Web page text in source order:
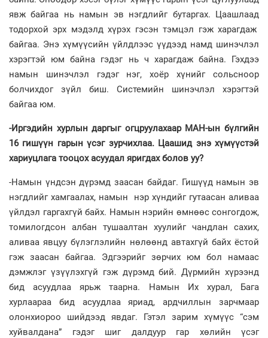
явж байгаа нь намын эв нэгдлийг бутаргах. Цаашлаад
тодорхой эрх мэдэлд хүрэх гэсэн тэмцэл гэж харагдаж
байгаа. Энэ хүмүүсийн үйлдлээс үүдээд намд шинэчлэл
хэрэгтэй юм байна гэдэг нь ч харагдаж байна. Гэхдээ
намын шинэчлэл гэдэг нэг, хоёр хүнийг сольсноор
болчихдог зүйл биш. Системийн шинэчлэл хэрэгтэй
байгаа юм.
-Иргэдийн хурлын даргыг огцруулахаар МАН-ын бүлгийн
16 гишүүн гарын үсэг зурчихлаа. Цаашид энэ хүмүүстэй
хариуцлага тооцох асуудал яригдах болов уу?
-Намын үндсэн дүрэмд заасан байдаг. Гишүүд намын эв
нэгдлийг хамгаалах, намын нэр хүндийг гутаасан аливаа
үйлдэл гаргахгүй байх. Намын нэрийн өмнөөс сонгогдож,
томилогдсон албан тушаалтан хуулийг чандлан сахих,
аливаа явцуу бүлэглэлийн нөлөөнд автахгүй байх ёстой
гэж заасан байгаа. Эдгээрийг зөрчих юм бол намаас
дэмжлэг үзүүлэхгүй гэж дүрэмд бий. Дүрмийн хүрээнд
бид асуудлаа ярьж таарна. Намын Их хурал, Бага
хурлаараа бид асуудлаа яриад, ардчиллын зарчмаар
олонхиороо шийдээд явдаг. Гэтэл зарим хүмүүс “сэм
хуйвалдана” гэдэг шиг далдуур гар хөлийн үсэг